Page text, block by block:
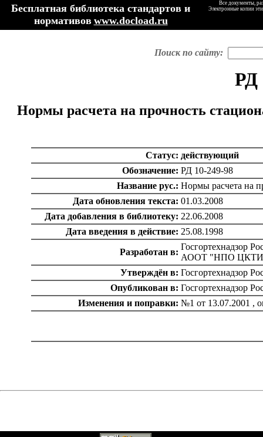
Бесплатная библиотека стандартов и
нормативов www.docload.ru
Все документы,
Электронные копии
Поиск по сайту:
РД
Нормы расчета на прочность
Статус: действующий
Обозначение: РД 10-249-98
Название рус.: Нормы расчета на
Дата обновления текста: 01.03.2008
Дата добавления в библиотеку: 22.06.2008
Дата введения в действие: 25.08.1998
Разработан в:
Госгортехнадзор
АООТ "НПО
Утверждён в: Госгортехнадзор
Опубликован в: Госгортехнадзор
Изменения и поправки: №1 от 13.07.2001 ,